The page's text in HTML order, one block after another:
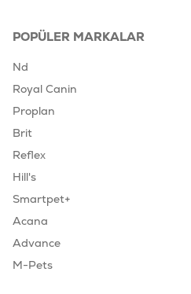
POPÜLER MARKALAR
Nd
Royal Canin
Proplan
Brit
Reflex
Hill's
Smartpet+
Acana
Advance
M-Pets